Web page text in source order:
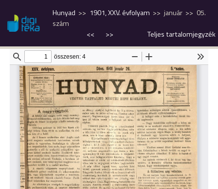
Hunyad 1901, XXV. évfolyam január
05.
szám
<<
>> Teljes tartalomjegyzék